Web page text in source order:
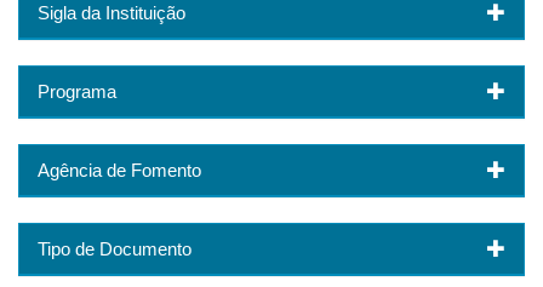
Sigla da Instituição
Programa
Agência de Fomento
Tipo de Documento